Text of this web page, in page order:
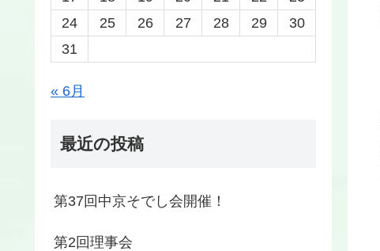
24
25 26 27 28 29
30
31
« 6月
最近の投稿
第37回中京そでし会開催！
第2回理事会